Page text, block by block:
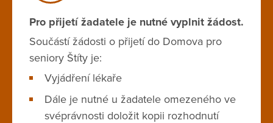
Pro přijetí žadatele je nutné vyplnit žádost.
Součástí žádosti o přijetí do Domova pro
seniory Štíty je:
Vyjádření lékaře
Dále je nutné u žadatele omezeného ve
svéprávnosti doložit kopii rozhodnutí